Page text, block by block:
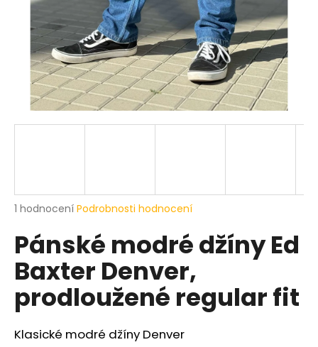
Průměrné
produktu
je
5,0
hvězdiček.
1 hodnocení Podrobnosti hodnocení
Pánské modré džíny Ed
Baxter Denver,
prodloužené regular fit
Klasické modré džíny Denver
o
p
o
r
u
u